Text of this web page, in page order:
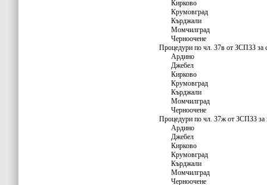
Кирково
Крумовград
Кърджали
Момчилград
Черноочене
Процедури по чл. 37в от ЗСПЗЗ за
Ардино
Джебел
Кирково
Крумовград
Кърджали
Момчилград
Черноочене
Процедури по чл. 37ж от ЗСПЗЗ за
Ардино
Джебел
Кирково
Крумовград
Кърджали
Момчилград
Черноочене